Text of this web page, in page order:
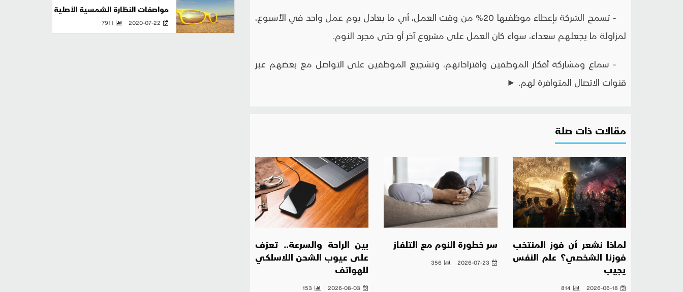
- تسمح الشركة بإعطاء موظفيها 20% من وقت العمل، أي ما يعادل يوم عمل واحد في الأسبوع،
لمزاولة ما يجعلهم سعداء، سواء كان العمل على مشروع آخر أو حتى مجرد النوم.
- سماع ومشاركة أفكار الموظفين واقتراحاتهم، وتشجيع الموظفين على التواصل مع بعضهم عبر
قنوات الاتصال المتوافرة لهم. ►
مقالات ذات صلة
بين الراحة والسرعة.. تعرّف
على عيوب الشحن اللاسلكي
للهواتف
2026-08-03
153
سر خطورة النوم مع التلفاز
2026-07-23
356
لماذا نشعر أن فوز المنتخب
فوزنا الشخصي؟ علم النفس
يجيب
2026-06-18
814
مواصفات النظارة الشمسية الأصلية
2020-07-22
7911